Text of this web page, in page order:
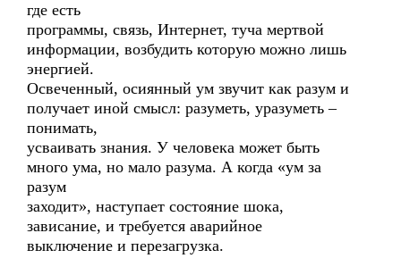
где есть
программы, связь, Интернет, туча мертвой
информации, возбудить которую можно лишь
энергией.
Освеченный, осиянный ум звучит как разум и
получает иной смысл: разуметь, уразуметь –
понимать,
усваивать знания. У человека может быть
много ума, но мало разума. А когда «ум за
разум
заходит», наступает состояние шока,
зависание, и требуется аварийное
выключение и перезагрузка.